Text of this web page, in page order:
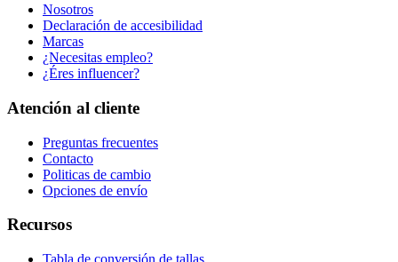
Nosotros
Declaración de accesibilidad
Marcas
¿Necesitas empleo?
¿Éres influencer?
Atención al cliente
Preguntas frecuentes
Contacto
Politicas de cambio
Opciones de envío
Recursos
Tabla de conversión de tallas